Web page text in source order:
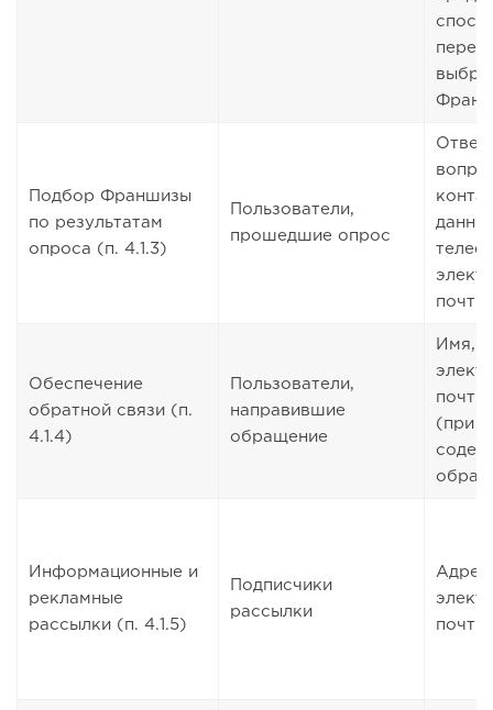
Подбор Франшизы
по результатам
опроса (п. 4.1.3)
Пользователи,
прошедшие опрос
Обеспечение
обратной связи (п.
4.1.4)
Пользователи,
направившие
обращение
Имя,
(при
Информационные и
рекламные
рассылки (п. 4.1.5)
Подписчики
рассылки
Адрес
почты